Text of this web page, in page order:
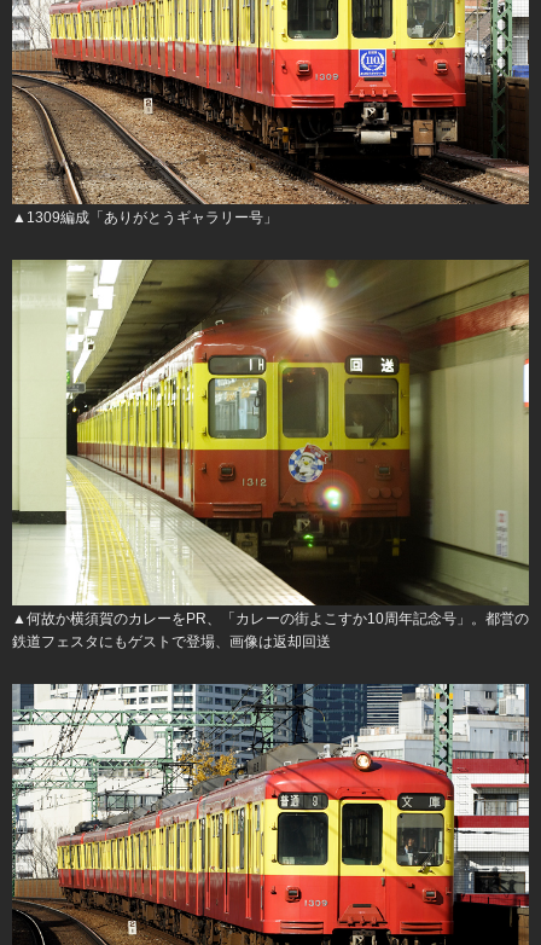
▲1309編成「ありがとうギャラリー号」
▲何故か横須賀のカレーをPR、「カレーの街よこすか10周年記念号」。都営の
鉄道フェスタにもゲストで登場、画像は返却回送